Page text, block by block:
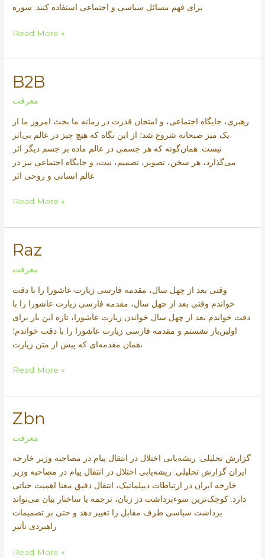
برای فهم مسائل سیاسی و اجتماعی استفاده کنند. سوره
wail
Read More »
B2B
معرفت
رهبری، جایگاه اجتماعی، و امتحان قدرت در زمانه ما بحث امروز ما از
یک میز صبحانه شروع شد؛ از این نگاه که هیچ چیز در عالم بی‌اثر
نیست. همان‌گونه که هر جسمی در عالم ماده بر جسم دیگر اثر
می‌گذارد، هر سخن، تصویر، تصمیم، نیت، و جایگاه اجتماعی نیز در
عالم انسانی و روحی اثر
B2B
Read More »
Raz
معرفت
وقتی بعد از چهل سال، مقدمه فارسی زیارت عاشورا را با دقت
خواندم وقتی بعد از چهل سال، مقدمه فارسی زیارت عاشورا را با
دقت خواندم بعد از چهل سال خواندن زیارت عاشورا، تازه این بار برای
اولین‌بار نشستم و مقدمه فارسی زیارت عاشورا را با دقت خواندم؛
همان مقدمه‌ای که پیش از متن زیارت،
Raz
Read More »
Zbn
معرفت
گزارش تحلیلی: ریشه‌یابی اختلال در انتقال پیام در مصاحبه وزیر خارجه
ایران گزارش تحلیلی: ریشه‌یابی اختلال در انتقال پیام در مصاحبه وزیر
خارجه ایران در ارتباطات دیپلماتیک، انتقال دقیق معنا اهمیت حیاتی
دارد. کوچک‌ترین سوءبرداشت در زبان، ترجمه یا ساختار بیان می‌تواند
برداشت سیاسی طرف مقابل را تغییر دهد و حتی بر تصمیمات
راهبردی تأثیر
Zbn
Read More »